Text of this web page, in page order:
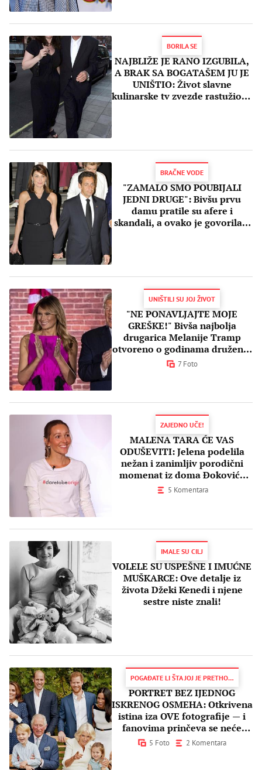
BORILA SE
NAJBLIŽE JE RANO IZGUBILA,
A BRAK SA BOGATAŠEM JU JE
UNIŠTIO: Život slavne
kulinarske tv zvezde rastužio je
BRAČNE VODE
"ZAMALO SMO POUBIJALI
JEDNI DRUGE": Bivšu prvu
damu pratile su afere i
skandali, a ovako je govorila o
UNIŠTILI SU JOJ ŽIVOT
"NE PONAVLJAJTE MOJE
GREŠKE!" Bivša najbolja
drugarica Melanije Tramp
otvoreno o godinama druženja
s "prvom porodicom"
7 Foto
ZAJEDNO UČE!
MALENA TARA ĆE VAS
ODUŠEVITI: Jelena podelila
nežan i zanimljiv porodični
momenat iz doma Đokovića
(VIDEO)
5 Komentara
IMALE SU CILJ
VOLELE SU USPEŠNE I IMUĆNE
MUŠKARCE: Ove detalje iz
života Džeki Kenedi i njene
sestre niste znali!
POGAĐATE LI ŠTA JOJ JE PRETHODILO?
PORTRET BEZ IJEDNOG
ISKRENOG OSMEHA: Otkrivena
istina iza OVE fotografije — i
fanovima prinčeva se neće
dopasti
5 Foto 2 Komentara